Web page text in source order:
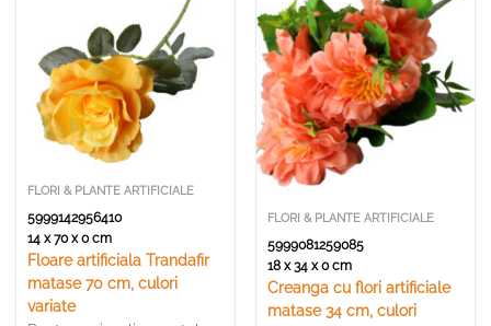
FLORI & PLANTE ARTIFICIALE
5999142956410
14 x 70 x 0 cm
Floare artificiala Trandafir
matase 70 cm, culori
variate
Momentan indisponibil
FLORI & PLANTE ARTIFICIALE
5999081259085
18 x 34 x 0 cm
Creanga cu flori artificiale
matase 34 cm, culori